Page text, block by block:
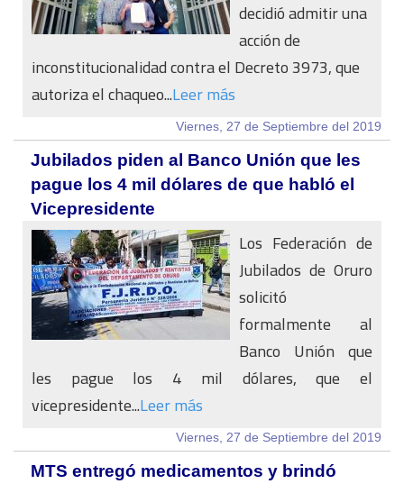
decidió admitir una
acción de
inconstitucionalidad contra el Decreto 3973, que
autoriza el chaqueo...Leer más
Viernes, 27 de Septiembre del 2019
Jubilados piden al Banco Unión que les
pague los 4 mil dólares de que habló el
Vicepresidente
Los Federación de
Jubilados de Oruro
solicitó
formalmente al
Banco Unión que
les pague los 4 mil dólares, que el
vicepresidente...Leer más
Viernes, 27 de Septiembre del 2019
MTS entregó medicamentos y brindó